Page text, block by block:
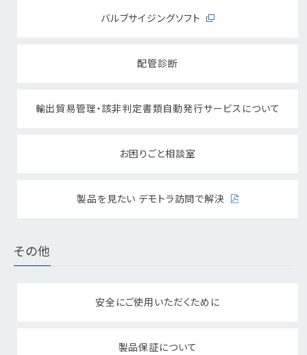
バルブサイジングソフト
配管診断
輸出貿易管理・該非判定書類自動発行サービスについて
お困りごと相談室
製品を見たい デモトラ訪問で解決
その他
安全にご使用いただくために
製品保証について